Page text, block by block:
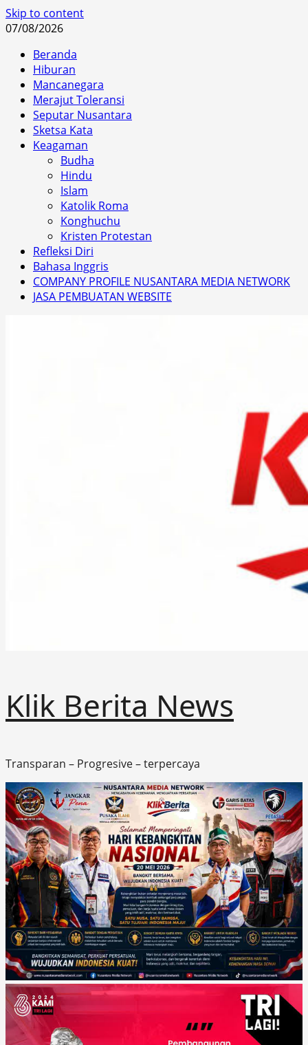
Skip to content
07/08/2026
Beranda
Hiburan
Mancanegara
Merajut Toleransi
Seputar Nusantara
Sketsa Kata
Keagaman
Budha
Hindu
Islam
Katolik Roma
Konghuchu
Kristen Protestan
Refleksi Diri
Bahasa Inggris
COMPANY PROFILE NUSANTARA MEDIA NETWORK
JASA PEMBUATAN WEBSITE
Klik Berita News
Transparan – Progresive – terpercaya